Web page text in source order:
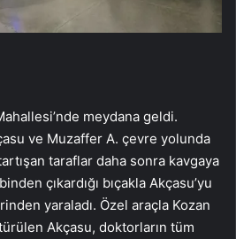
meydana geldi.
ve Muzaffer A. çevre yolunda
taraflar daha sonra kavgaya
çıkardığı bıçakla Akçasu’yu
yaraladı. Özel araçla Kozan
Akçasu, doktorların tüm